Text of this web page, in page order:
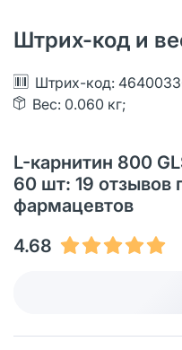
Штрих-код и
Штрих-код:
Вес: 0.060 кг;
L-карнитин 800
60 шт: 19 отзывов
фармацевтов
4.68